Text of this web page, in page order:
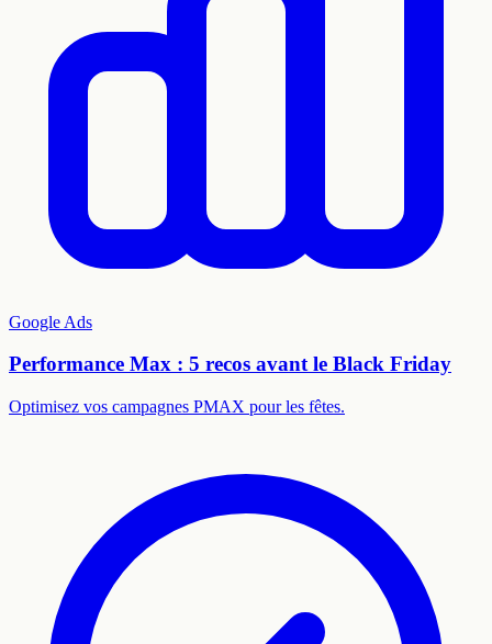
Google Ads
Performance Max : 5 recos avant le Black Friday
Optimisez vos campagnes PMAX pour les fêtes.